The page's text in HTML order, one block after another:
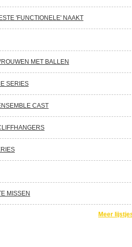
'FUNCTIONELE' NAAKT
MET BALLEN
SERIES
CAST
MISSEN
Meer